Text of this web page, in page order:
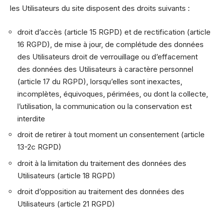
les Utilisateurs du site disposent des droits suivants :
droit d’accès (article 15 RGPD) et de rectification (article
16 RGPD), de mise à jour, de complétude des données
des Utilisateurs droit de verrouillage ou d’effacement
des données des Utilisateurs à caractère personnel
(article 17 du RGPD), lorsqu’elles sont inexactes,
incomplètes, équivoques, périmées, ou dont la collecte,
l’utilisation, la communication ou la conservation est
interdite
droit de retirer à tout moment un consentement (article
13-2c RGPD)
droit à la limitation du traitement des données des
Utilisateurs (article 18 RGPD)
droit d’opposition au traitement des données des
Utilisateurs (article 21 RGPD)